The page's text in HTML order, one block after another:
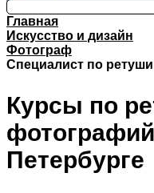
Главная
Искусство и дизайн
Фотограф
Специалист по
Курсы по
Петербурге